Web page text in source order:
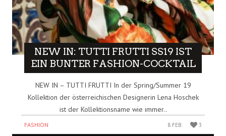
NEW IN: TUTTI FRUTTI SS19 IST
EIN BUNTER FASHION-COCKTAIL
NEW IN – TUTTI FRUTTI In der Spring/Summer 19
Kollektion der österreichischen Designerin Lena Hoschek
ist der Kollektionsname wie immer..
FASHION 8 FEB. 3